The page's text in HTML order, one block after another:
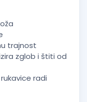
trajnost
zglob i štiti od
radi